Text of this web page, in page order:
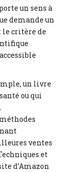
un sens à
demande un
le critère de
un livre
ou qui
ventes
et
d’Amazon